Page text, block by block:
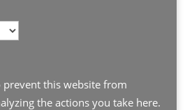
prevent this website from
the actions you take here.